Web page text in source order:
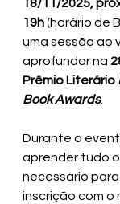
18/11/2025,
19h (horário de
uma sessão ao
aprofundar na
Prêmio Literário
Book Awards.
Durante o
aprender tudo
necessário
inscrição com o